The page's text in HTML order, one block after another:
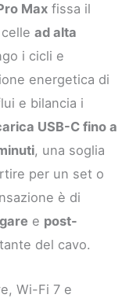
Max fissa il
cellead alta
i cicli e
energetica di
e bilancia i
USB-C fino a
, una soglia
per un set o
è di
e post-
del cavo.
Wi-Fi 7 e